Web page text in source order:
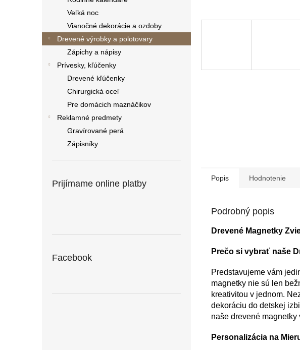
Veľká noc
Vianočné dekorácie a ozdoby
Drevené výrobky a polotovary
Zápichy a nápisy
Prívesky, kľúčenky
Drevené kľúčenky
Chirurgická oceľ
Pre domácich maznáčikov
Reklamné predmety
Gravírované perá
Zápisníky
Prijímame online platby
Facebook
Popis Hodnotenie
Podrobný popis
Drevené Magnetky
Prečo si vybrať naše
Predstavujeme vám
magnetky nie sú len
kreativitou v jednom.
dekoráciu do detskej
naše drevené magnetky
Personalizácia na